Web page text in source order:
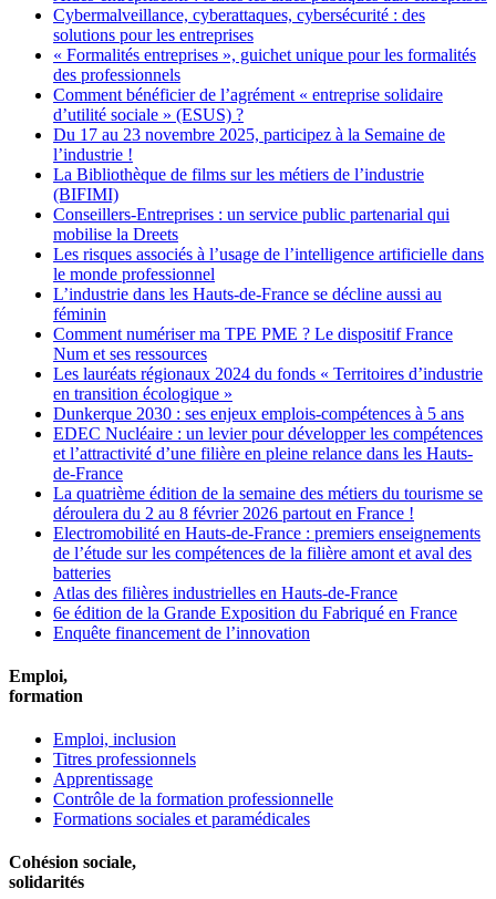
Cybermalveillance, cyberattaques, cybersécurité : des
solutions pour les entreprises
« Formalités entreprises », guichet unique pour les formalités
des professionnels
Comment bénéficier de l’agrément « entreprise solidaire
d’utilité sociale » (ESUS) ?
Du 17 au 23 novembre 2025, participez à la Semaine de
l’industrie !
La Bibliothèque de films sur les métiers de l’industrie
(BIFIMI)
Conseillers-Entreprises : un service public partenarial qui
mobilise la Dreets
Les risques associés à l’usage de l’intelligence artificielle dans
le monde professionnel
L’industrie dans les Hauts-de-France se décline aussi au
féminin
Comment numériser ma TPE PME ? Le dispositif France
Num et ses ressources
Les lauréats régionaux 2024 du fonds « Territoires d’industrie
en transition écologique »
Dunkerque 2030 : ses enjeux emplois-compétences à 5 ans
EDEC Nucléaire : un levier pour développer les compétences
et l’attractivité d’une filière en pleine relance dans les Hauts-
de-France
La quatrième édition de la semaine des métiers du tourisme se
déroulera du 2 au 8 février 2026 partout en France !
Electromobilité en Hauts-de-France : premiers enseignements
de l’étude sur les compétences de la filière amont et aval des
batteries
Atlas des filières industrielles en Hauts-de-France
6e édition de la Grande Exposition du Fabriqué en France
Enquête financement de l’innovation
Emploi,
formation
Emploi, inclusion
Titres professionnels
Apprentissage
Contrôle de la formation professionnelle
Formations sociales et paramédicales
Cohésion sociale,
solidarités